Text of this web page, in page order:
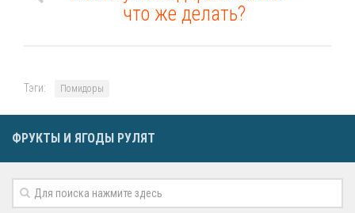
что же делать?
Тэги: Помидоры
ФРУКТЫ И ЯГОДЫ РУЛЯТ